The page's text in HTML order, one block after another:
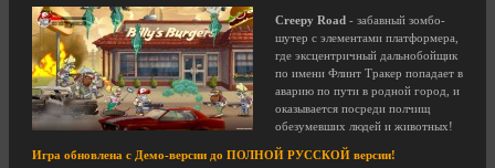
Creepy Road - забавный зомбо-
шутер с элементами платформера,
где эксцентричный дальнобойщик
по имени Флинт Тракер попадает в
аварию по пути в родной город, и
оказывается посреди полчищ
обезумевших людей и животных!
Игра обновлена с Демо-версии до ПОЛНОЙ РУССКОЙ версии!